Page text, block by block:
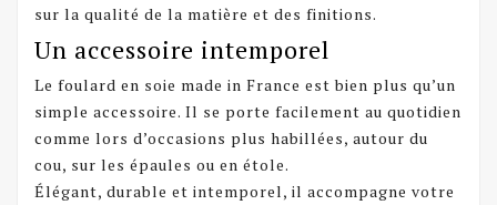
sur la qualité de la matière et des finitions.
Un accessoire intemporel
Le foulard en soie made in France est bien plus qu’un
simple accessoire. Il se porte facilement au quotidien
comme lors d’occasions plus habillées, autour du
cou, sur les épaules ou en étole.
Élégant, durable et intemporel, il accompagne votre